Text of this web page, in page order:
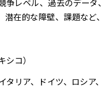
争レベル、過去のデー
在的な障壁、課題など
コ）
リア、ドイツ、ロシア